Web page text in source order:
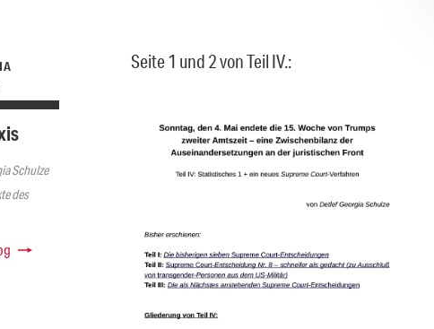
Schulze
des
Seite 1 und 2 von Teil IV.: